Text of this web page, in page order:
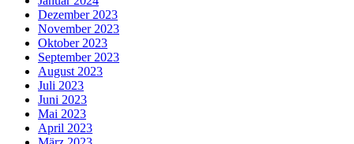
Dezember 2023
November 2023
Oktober 2023
September 2023
August 2023
Juli 2023
Juni 2023
Mai 2023
April 2023